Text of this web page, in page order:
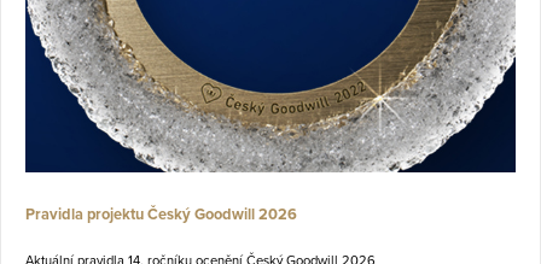
Pravidla projektu Český Goodwill 2026
Aktuální pravidla 14. ročníku ocenění Český Goodwill 2026